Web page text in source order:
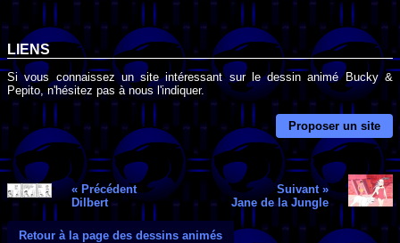
LIENS
Si vous connaissez un site intéressant sur le dessin animé Bucky &
Pepito, n'hésitez pas à nous l'indiquer.
Proposer un site
« Précédent
Dilbert
Suivant »
Jane de la Jungle
Retour à la page des dessins animés